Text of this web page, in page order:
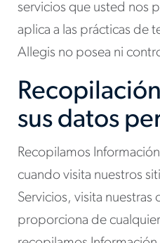
servicios que usted nos
aplica a las prácticas de
Allegis no posea ni
sus datos
Recopilamos
cuando visita nuestros
Servicios, visita nuestras
proporciona de